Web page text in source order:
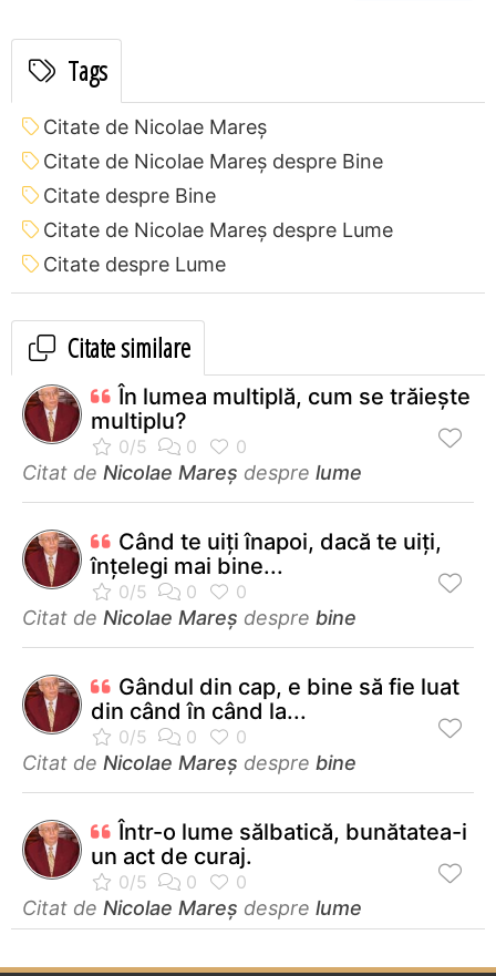
Tags
Citate de Nicolae Mareș
Citate de Nicolae Mareș despre Bine
Citate despre Bine
Citate de Nicolae Mareș despre Lume
Citate despre Lume
Citate similare
În lumea multiplă, cum se trăieşte
multiplu?
Citat de Nicolae Mareș despre lume
Când te uiţi înapoi, dacă te uiţi,
înţelegi mai bine...
Citat de Nicolae Mareș despre bine
Gândul din cap, e bine să fie luat
din când în când la...
Citat de Nicolae Mareș despre bine
Într-o lume sălbatică, bunătatea-i
un act de curaj.
Citat de Nicolae Mareș despre lume